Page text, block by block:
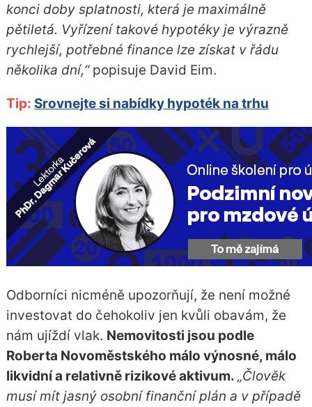
konci doby splatnosti, která je maximálně
pětiletá. Vyřízení takové hypotéky je výrazně
rychlejší, potřebné finance lze získat v řádu
několika dní,“ popisuje David Eim.
Tip: Srovnejte si nabídky hypoték na trhu
Odborníci nicméně upozorňují, že není možné
investovat do čehokoliv jen kvůli obavám, že
nám ujíždí vlak. Nemovitosti jsou podle
Roberta Novoměstského málo výnosné, málo
likvidní a relativně rizikové aktivum. „Člověk
musí mít jasný osobní finanční plán a v případě